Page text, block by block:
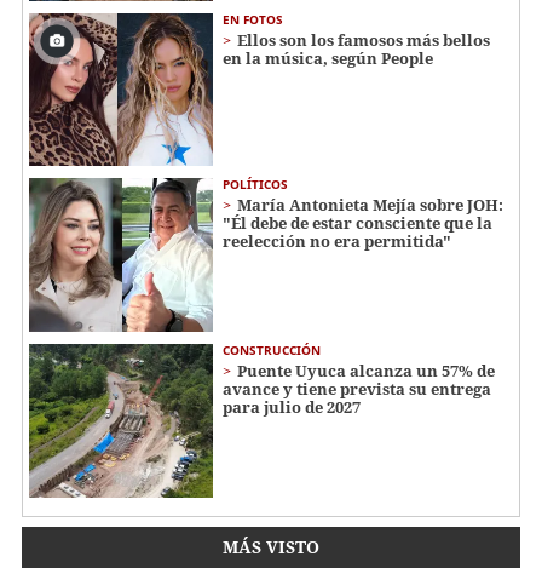
EN FOTOS
Ellos son los famosos más bellos
en la música, según People
POLÍTICOS
María Antonieta Mejía sobre JOH:
"Él debe de estar consciente que la
reelección no era permitida"
CONSTRUCCIÓN
Puente Uyuca alcanza un 57% de
avance y tiene prevista su entrega
para julio de 2027
MÁS VISTO